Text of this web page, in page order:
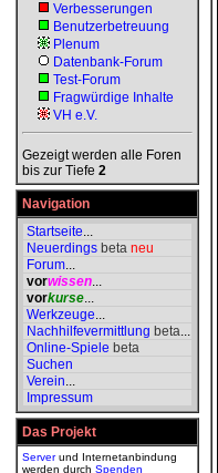
Verbesserungen
Benutzerbetreuung
Plenum
Datenbank-Forum
Test-Forum
Fragwürdige Inhalte
VH e.V.
Gezeigt werden alle Foren
bis zur Tiefe 2
Navigation
Startseite...
Neuerdings beta neu
Forum...
vorwissen...
vorkurse...
Werkzeuge...
Nachhilfevermittlung beta...
Online-Spiele beta
Suchen
Verein...
Impressum
Das Projekt
Serverund Internetanbindung
werden durch Spenden